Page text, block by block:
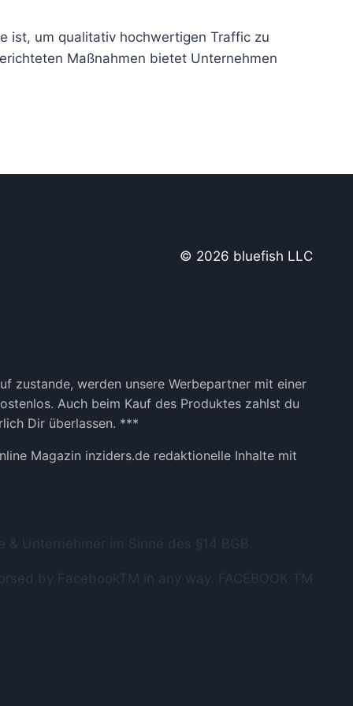
ist, um qualitativ hochwertigen Traffic zu
Maßnahmen bietet Unternehmen
© 2026 bluefish LLC
zustande, werden unsere Werbepartner mit einer
Auch beim Kauf des Produktes zahlst du
Dir überlassen. ***
Magazin inziders.de redaktionelle Inhalte mit
Unternehmer im Sinne des §14 BGB.
by FacebookTM in any way. FACEBOOK TM